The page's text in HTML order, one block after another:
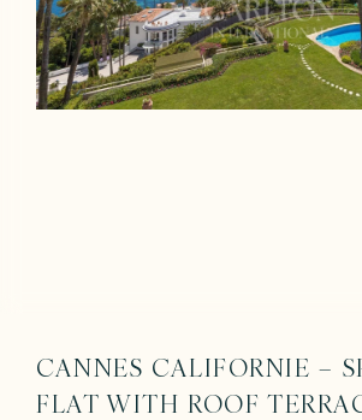
CANNES CALIFORNIE –
FLAT WITH ROOF